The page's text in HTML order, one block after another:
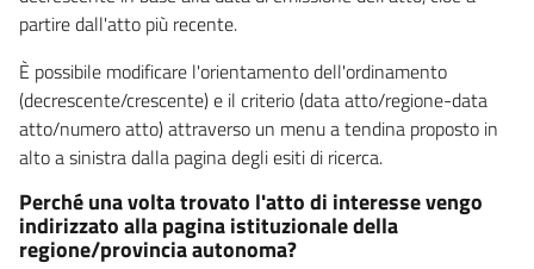
partire dall'atto più recente.
È possibile modificare l'orientamento dell'ordinamento
(decrescente/crescente) e il criterio (data atto/regione-data
atto/numero atto) attraverso un menu a tendina proposto in
alto a sinistra dalla pagina degli esiti di ricerca.
Perché una volta trovato l'atto di interesse vengo
indirizzato alla pagina istituzionale della
regione/provincia autonoma?